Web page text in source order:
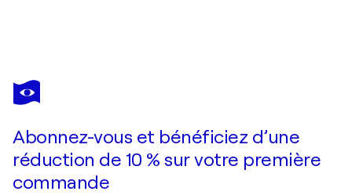
MARC
TODD
Je passe commande
Abonnez-vous et bénéficiez d’une
réduction de 10 % sur votre première
commande